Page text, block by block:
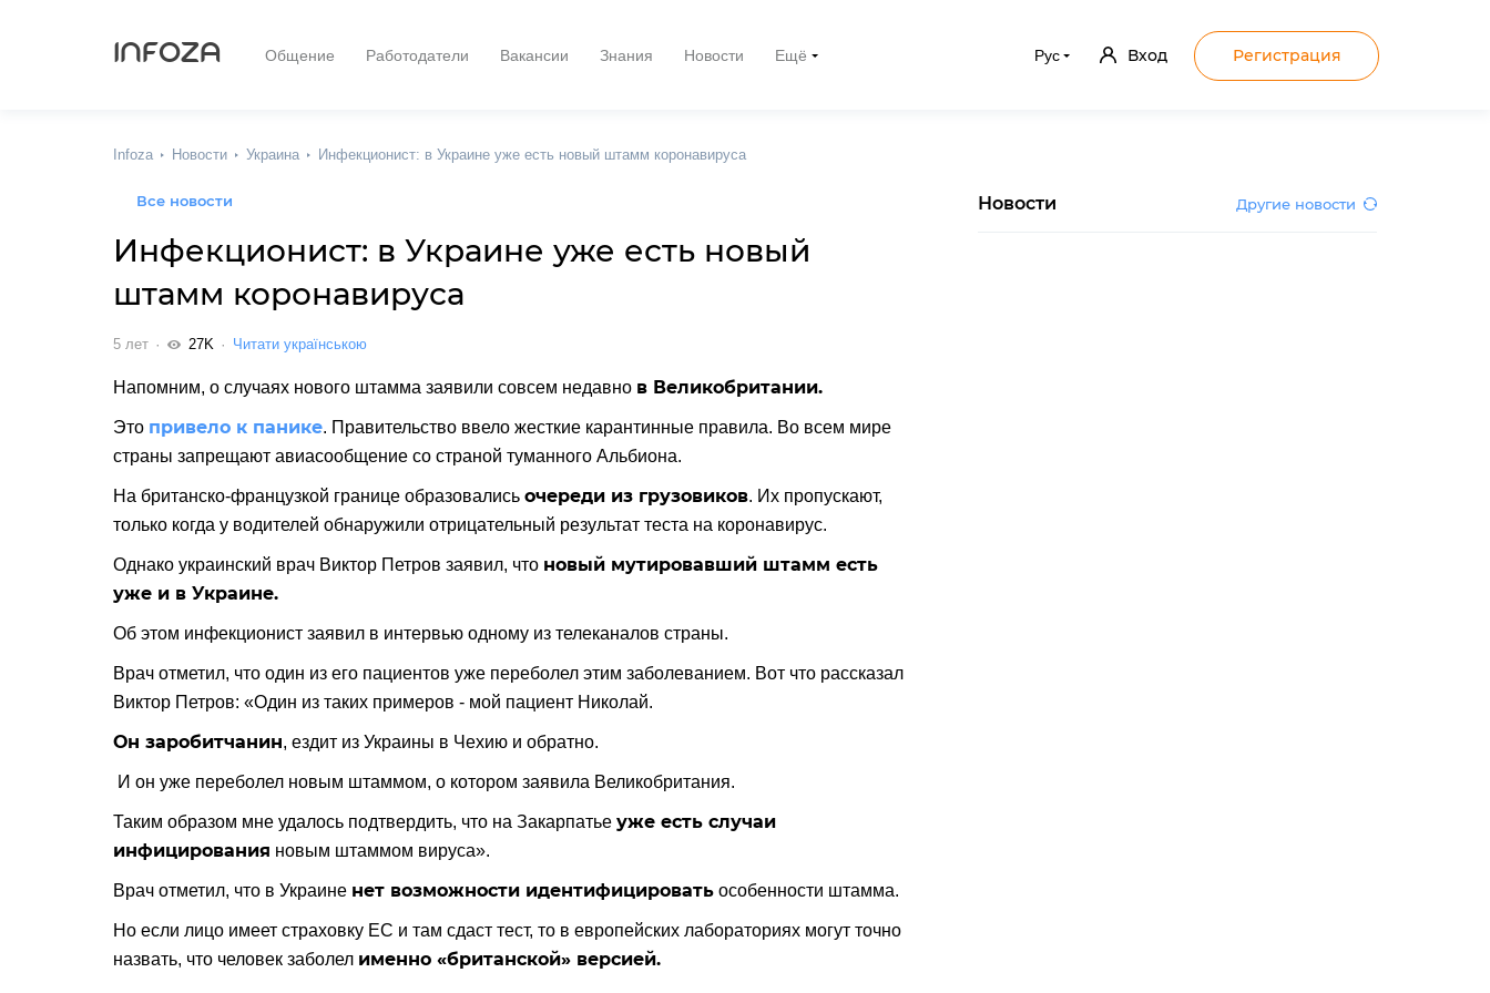
INFOZA Общение Работодатели Вакансии Знания Новости Ещё Рус Вход Регистрация
Infoza Новости Украина Инфекционист: в Украине уже есть новый штамм коронавируса
Все новости
Инфекционист: в Украине уже есть новый
штамм коронавируса
5 лет 27K Читати українською
Напомним, о случаях нового штамма заявили совсем недавно в Великобритании.
Это привело к панике. Правительство ввело жесткие карантинные правила. Во всем мире
страны запрещают авиасообщение со страной туманного Альбиона.
На британско-французкой границе образовались очереди из грузовиков. Их пропускают,
только когда у водителей обнаружили отрицательный результат теста на коронавирус.
Однако украинский врач Виктор Петров заявил, что новый мутировавший штамм есть
уже и в Украине.
Об этом инфекционист заявил в интервью одному из телеканалов страны.
Врач отметил, что один из его пациентов уже переболел этим заболеванием. Вот что рассказал
Виктор Петров: «Один из таких примеров - мой пациент Николай.
Он заробитчанин, ездит из Украины в Чехию и обратно.
И он уже переболел новым штаммом, о котором заявила Великобритания.
Таким образом мне удалось подтвердить, что на Закарпатье уже есть случаи
инфицирования новым штаммом вируса».
Врач отметил, что в Украине нет возможности идентифицировать особенности штамма.
Но если лицо имеет страховку ЕС и там сдаст тест, то в европейских лабораториях могут точно
назвать, что человек заболел именно «британской» версией.
Новости Другие новости